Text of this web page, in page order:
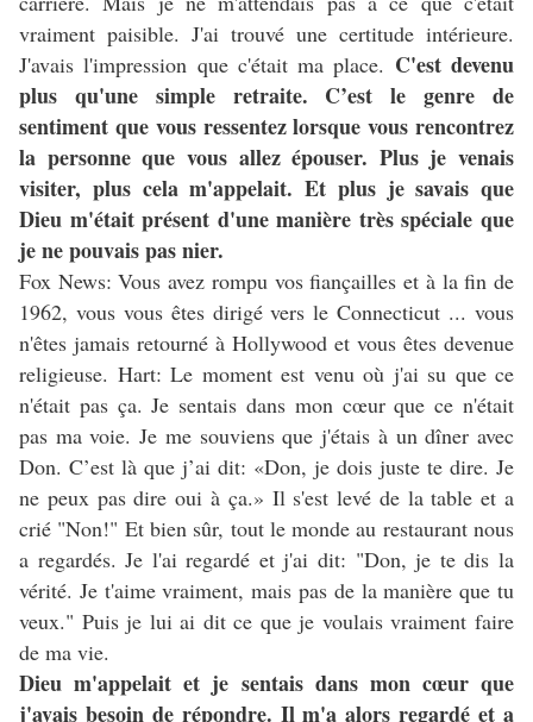
vraiment paisible. J'ai trouvé une certitude intérieure.
J'avais l'impression que c'était ma place. C'est devenu
plus qu'une simple retraite. C’est le genre de
sentiment que vous ressentez lorsque vous rencontrez
la personne que vous allez épouser. Plus je venais
visiter, plus cela m'appelait. Et plus je savais que
Dieu m'était présent d'une manière très spéciale que
je ne pouvais pas nier.
Fox News: Vous avez rompu vos fiançailles et à la fin de
1962, vous vous êtes dirigé vers le Connecticut ... vous
n'êtes jamais retourné à Hollywood et vous êtes devenue
religieuse. Hart: Le moment est venu où j'ai su que ce
n'était pas ça. Je sentais dans mon cœur que ce n'était
pas ma voie. Je me souviens que j'étais à un dîner avec
Don. C’est là que j’ai dit: «Don, je dois juste te dire. Je
ne peux pas dire oui à ça.» Il s'est levé de la table et a
crié "Non!" Et bien sûr, tout le monde au restaurant nous
a regardés. Je l'ai regardé et j'ai dit: "Don, je te dis la
vérité. Je t'aime vraiment, mais pas de la manière que tu
veux." Puis je lui ai dit ce que je voulais vraiment faire
de ma vie.
Dieu m'appelait et je sentais dans mon cœur que
j'avais besoin de répondre. Il m'a alors regardé et a